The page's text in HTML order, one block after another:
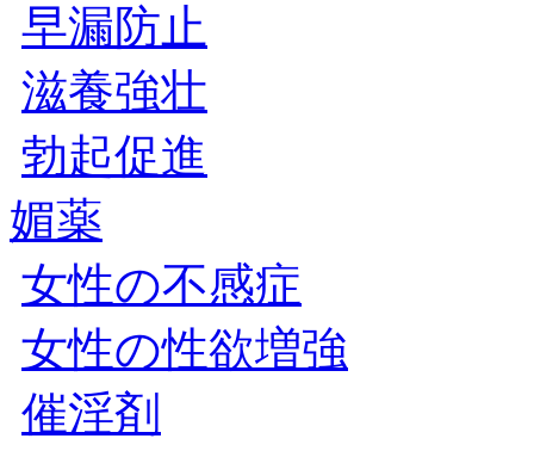
早漏防止
滋養強壮
勃起促進
媚薬
女性の不感症
女性の性欲増強
催淫剤